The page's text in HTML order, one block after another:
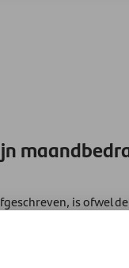
is ofwel
voor de 1ste,
in onze